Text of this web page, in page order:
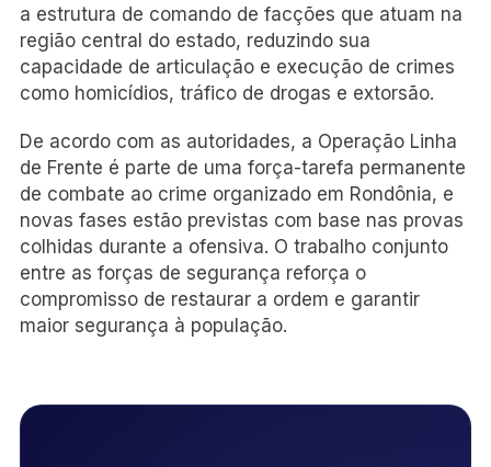
a estrutura de comando de facções que atuam na
região central do estado, reduzindo sua
capacidade de articulação e execução de crimes
como homicídios, tráfico de drogas e extorsão.
De acordo com as autoridades, a Operação Linha
de Frente é parte de uma força-tarefa permanente
de combate ao crime organizado em Rondônia, e
novas fases estão previstas com base nas provas
colhidas durante a ofensiva. O trabalho conjunto
entre as forças de segurança reforça o
compromisso de restaurar a ordem e garantir
maior segurança à população.